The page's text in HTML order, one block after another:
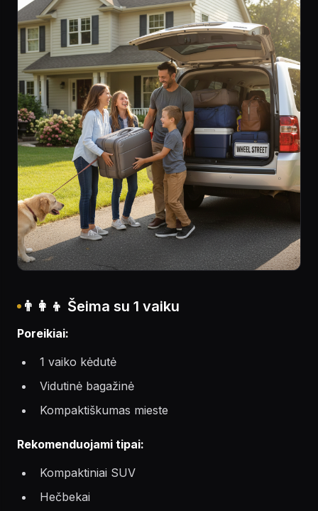
👨‍👩‍👦 Šeima su 1 vaiku
Poreikiai:
1 vaiko kėdutė
Vidutinė bagažinė
Kompaktiškumas mieste
Rekomenduojami tipai:
Kompaktiniai SUV
Hečbekai